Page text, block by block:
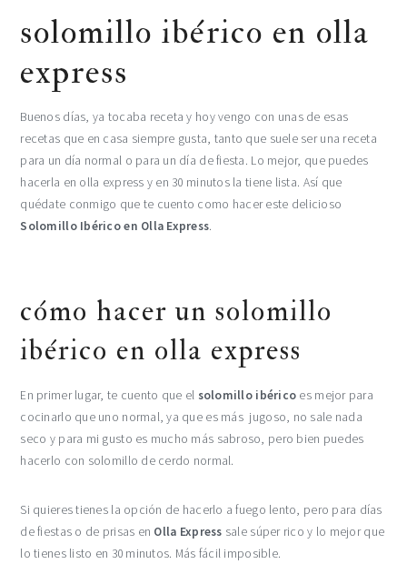
solomillo ibérico en olla
express
Buenos días, ya tocaba receta y hoy vengo con unas de esas
recetas que en casa siempre gusta, tanto que suele ser una receta
para un día normal o para un día de fiesta. Lo mejor, que puedes
hacerla en olla express y en 30 minutos la tiene lista. Así que
quédate conmigo que te cuento como hacer este delicioso
Solomillo Ibérico en Olla Express.
cómo hacer un solomillo
ibérico en olla express
En primer lugar, te cuento que el solomillo ibérico es mejor para
cocinarlo que uno normal, ya que es más jugoso, no sale nada
seco y para mi gusto es mucho más sabroso, pero bien puedes
hacerlo con solomillo de cerdo normal.
Si quieres tienes la opción de hacerlo a fuego lento, pero para días
de fiestas o de prisas en Olla Express sale súper rico y lo mejor que
lo tienes listo en 30 minutos. Más fácil imposible.